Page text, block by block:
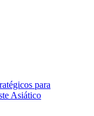
para
Asiático